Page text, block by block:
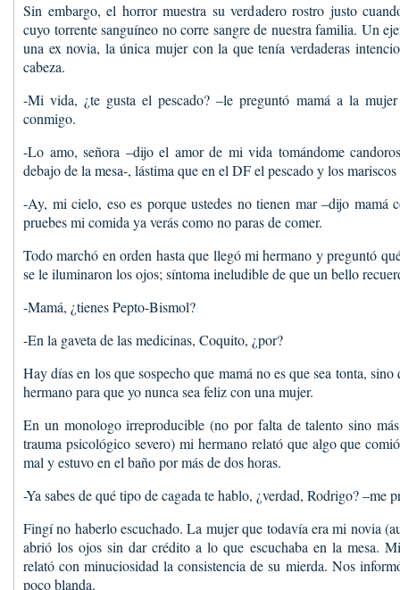
Sin embargo, el horror muestra su verdadero rostro justo
cuyo torrente sanguíneo no corre sangre de nuestra familia. Un
una ex novia, la única mujer con la que tenía verdaderas
cabeza.
-Mi vida, ¿te gusta el pescado? –le preguntó mamá a la
conmigo.
-Lo amo, señora –dijo el amor de mi vida tomándome
debajo de la mesa-, lástima que en el DF el pescado y los
-Ay, mi cielo, eso es porque ustedes no tienen mar –dijo mamá
pruebes mi comida ya verás como no paras de comer.
Todo marchó en orden hasta que llegó mi hermano y preguntó
se le iluminaron los ojos; síntoma ineludible de que un bello
-Mamá, ¿tienes Pepto-Bismol?
-En la gaveta de las medicinas, Coquito, ¿por?
Hay días en los que sospecho que mamá no es que sea tonta,
hermano para que yo nunca sea feliz con una mujer.
En un monologo irreproducible (no por falta de talento sino
trauma psicológico severo) mi hermano relató que algo que
mal y estuvo en el baño por más de dos horas.
-Ya sabes de qué tipo de cagada te hablo, ¿verdad, Rodrigo? –me
Fingí no haberlo escuchado. La mujer que todavía era mi novia
abrió los ojos sin dar crédito a lo que escuchaba en la mesa.
relató con minuciosidad la consistencia de su mierda. Nos
poco blanda.